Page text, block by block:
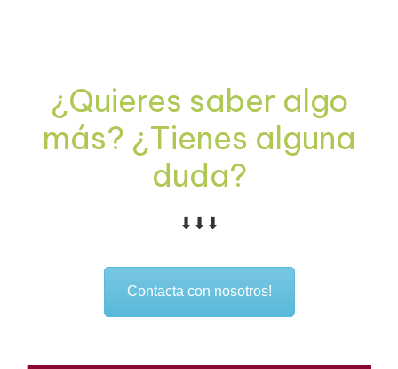
¿Quieres saber algo
más? ¿Tienes alguna
duda?
⬇⬇⬇
Contacta con nosotros!